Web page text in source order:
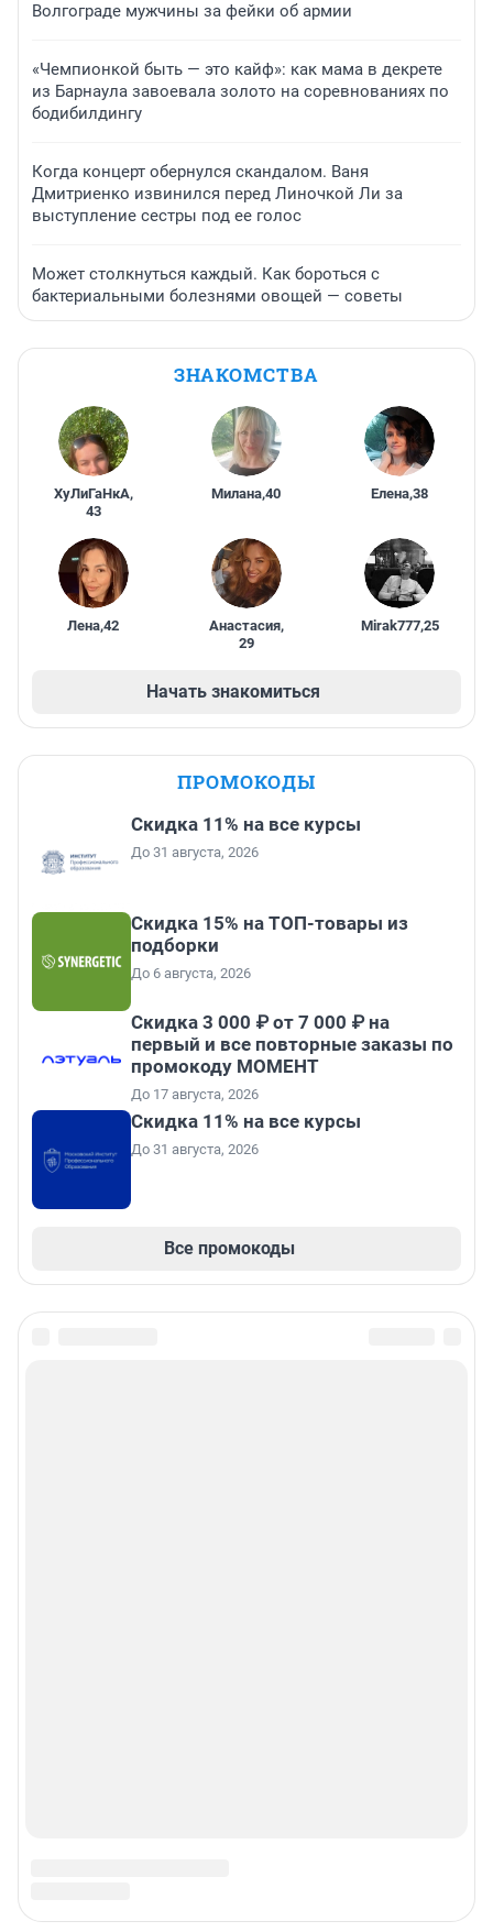
Волгограде мужчины за фейки об армии
«Чемпионкой быть — это кайф»: как мама в декрете
из Барнаула завоевала золото на соревнованиях по
бодибилдингу
Когда концерт обернулся скандалом. Ваня
Дмитриенко извинился перед Линочкой Ли за
выступление сестры под ее голос
Может столкнуться каждый. Как бороться с
бактериальными болезнями овощей — советы
ЗНАКОМСТВА
ХуЛиГаНкА,
43
Милана,40 Елена,38
Лена,42 Анастасия,
29
Mirak777,25
Начать знакомиться
ПРОМОКОДЫ
Скидка 11% на все курсы
До 31 августа, 2026
Скидка 15% на ТОП-товары из
подборки
До 6 августа, 2026
Скидка 3 000 ₽ от 7 000 ₽ на
первый и все повторные заказы по
промокоду МОМЕНТ
До 17 августа, 2026
Скидка 11% на все курсы
До 31 августа, 2026
Все промокоды